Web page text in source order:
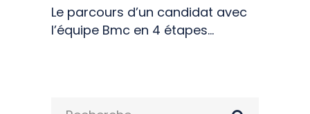
Le parcours d’un candidat avec
l’équipe Bmc en 4 étapes…